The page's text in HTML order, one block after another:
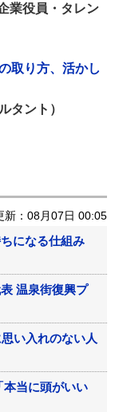
業役員・タレン
取り方、活かし
タント）
新：08月07日 00:05
ちになる仕組み
温泉街復興プ
い入れのない人
本当に頭がいい